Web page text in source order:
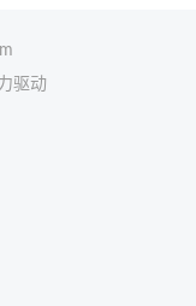
驱动